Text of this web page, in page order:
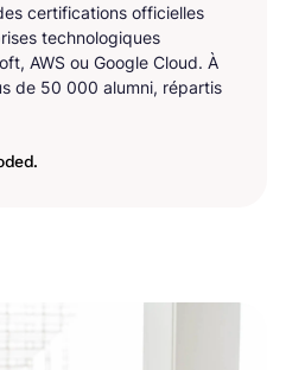
certifications officielles
technologiques
AWS ou Google Cloud. À
de 50 000 alumni, répartis